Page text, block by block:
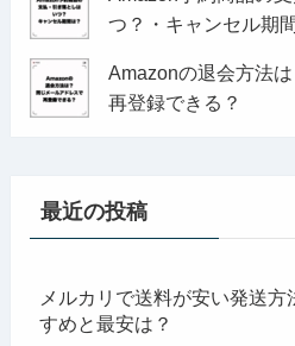
つ？・キャンセル期
Amazonの退会方法
再登録できる？
最近の投稿
メルカリで送料が安い発送
すめと最安は？